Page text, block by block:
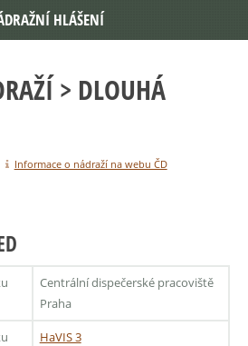
> DLOUHÁ
Informace o nádraží na webu ČD
Centrální dispečerské pracoviště
Praha
HaVIS 3
HLÁŠENÍ